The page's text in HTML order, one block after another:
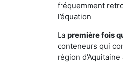
fréquemment
l’équation.
La première fois
conteneurs qui
région